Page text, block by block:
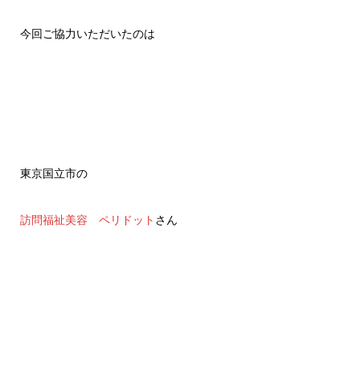
今回ご協力いただいたのは
東京国立市の
訪問福祉美容 ペリドット さん